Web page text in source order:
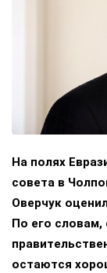
На полях
совета в
Оверчук
По его
остаются